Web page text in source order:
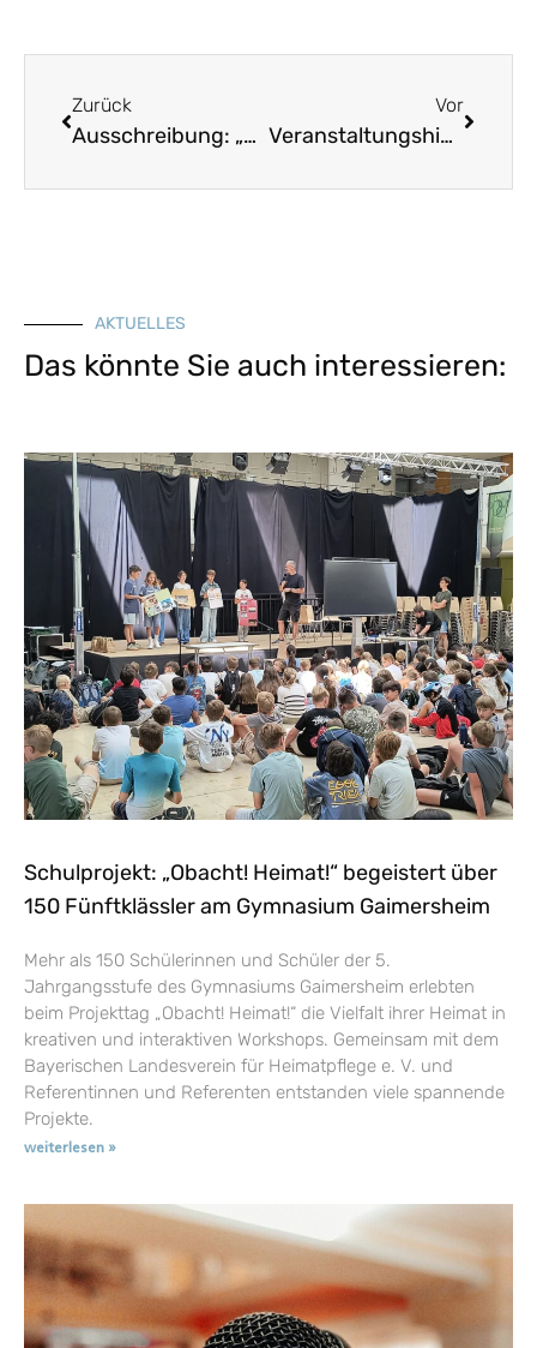
Zurück
Ausschreibung: „denkmal aktiv – Kulturerbe macht Schule“ (Deutsche Stiftung Denkmalschutz)
Vor
Veranstaltungshinweis: Tagung „Archäologie in Ober- und Unterfranken“
AKTUELLES
Das könnte Sie auch interessieren:
Schulprojekt: „Obacht! Heimat!“ begeistert über
150 Fünftklässler am Gymnasium Gaimersheim
Mehr als 150 Schülerinnen und Schüler der 5.
Jahrgangsstufe des Gymnasiums Gaimersheim erlebten
beim Projekttag „Obacht! Heimat!“ die Vielfalt ihrer Heimat in
kreativen und interaktiven Workshops. Gemeinsam mit dem
Bayerischen Landesverein für Heimatpflege e. V. und
Referentinnen und Referenten entstanden viele spannende
Projekte.
weiterlesen »